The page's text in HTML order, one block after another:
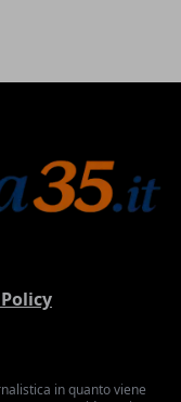
in quanto viene